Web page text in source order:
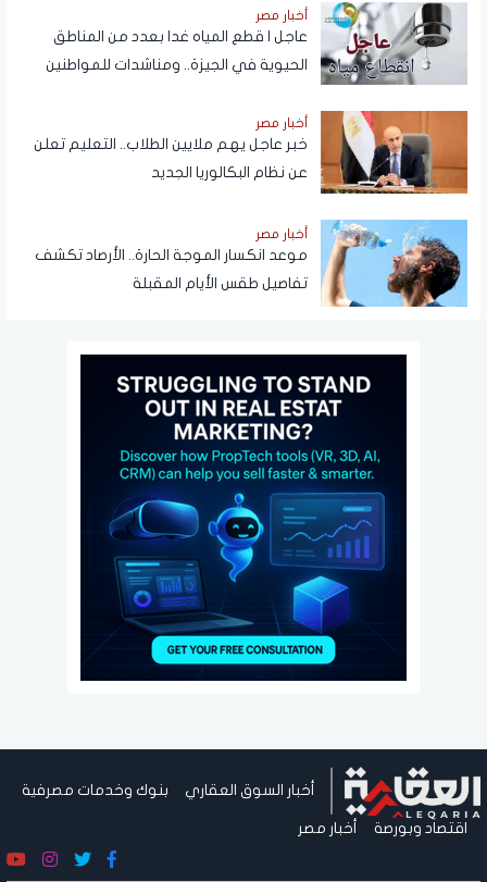
أخبار مصر
عاجل | قطع المياه غدا بعدد من المناطق
الحيوية في الجيزة.. ومناشدات للمواطنين
أخبار مصر
خبر عاجل يهم ملايين الطلاب.. التعليم تعلن
عن نظام البكالوريا الجديد
أخبار مصر
موعد انكسار الموجة الحارة.. الأرصاد تكشف
تفاصيل طقس الأيام المقبلة
أخبار السوق العقاري بنوك وخدمات مصرفية
اقتصاد وبورصة أخبار مصر